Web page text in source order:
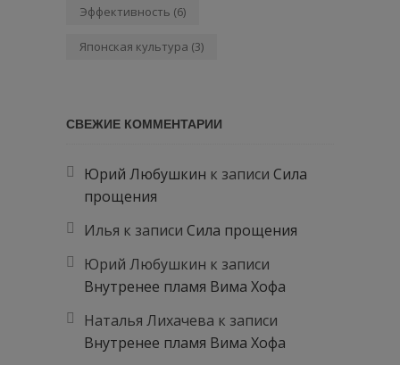
Эффективность (6)
Японская культура (3)
СВЕЖИЕ КОММЕНТАРИИ
Юрий Любушкин к записи Сила
прощения
Илья к записи Сила прощения
Юрий Любушкин к записи
Внутренее пламя Вима Хофа
Наталья Лихачева к записи
Внутренее пламя Вима Хофа